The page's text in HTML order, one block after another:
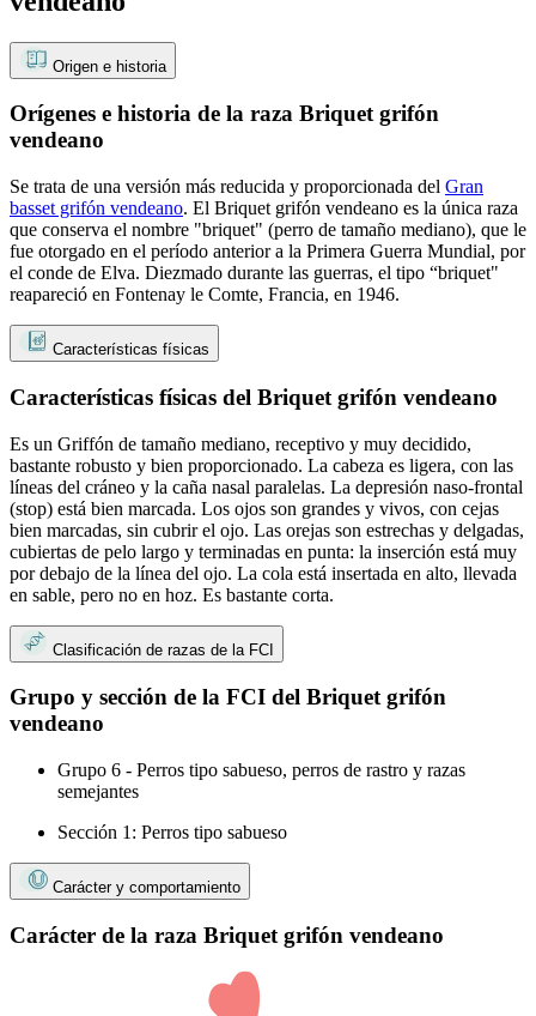
Origen e historia
Orígenes e historia de la raza Briquet grifón
vendeano
Se trata de una versión más reducida y proporcionada del Gran
basset grifón vendeano. El Briquet grifón vendeano es la única raza
que conserva el nombre "briquet" (perro de tamaño mediano), que le
fue otorgado en el período anterior a la Primera Guerra Mundial, por
el conde de Elva. Diezmado durante las guerras, el tipo “briquet"
reapareció en Fontenay le Comte, Francia, en 1946.
Características físicas
Características físicas del Briquet grifón vendeano
Es un Griffón de tamaño mediano, receptivo y muy decidido,
bastante robusto y bien proporcionado. La cabeza es ligera, con las
líneas del cráneo y la caña nasal paralelas. La depresión naso-frontal
(stop) está bien marcada. Los ojos son grandes y vivos, con cejas
bien marcadas, sin cubrir el ojo. Las orejas son estrechas y delgadas,
cubiertas de pelo largo y terminadas en punta: la inserción está muy
por debajo de la línea del ojo. La cola está insertada en alto, llevada
en sable, pero no en hoz. Es bastante corta.
Clasificación de razas de la FCI
Grupo y sección de la FCI del Briquet grifón
vendeano
Grupo 6 - Perros tipo sabueso, perros de rastro y razas
semejantes
Sección 1: Perros tipo sabueso
Carácter y comportamiento
Carácter de la raza Briquet grifón vendeano